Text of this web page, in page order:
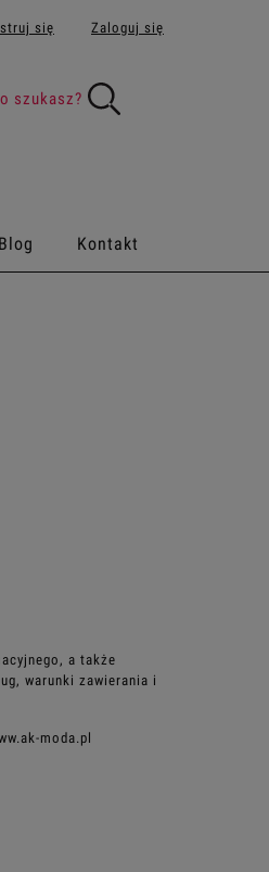
się Zaloguj się
Blog Kontakt
a także
warunki zawierania i
moda.pl